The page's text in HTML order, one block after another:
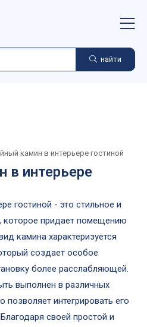
найти
камин в интерьере гостиной
в интерьере
гостиной - это стильное и
которое придает помещению
камина характеризуется
создает особое
более расслабляющей.
выполнен в различных
позволяет интегрировать его
своей простой и